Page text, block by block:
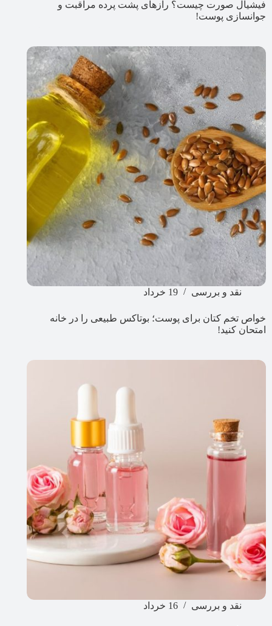
فیشیال صورت چیست؟ رازهای پشت پرده مراقبت و
جوانسازی پوست!
نقد و بررسی 19 خرداد
خواص تخم کتان برای پوست؛ بوتاکس طبیعی را در خانه
امتحان کنید!
نقد و بررسی 16 خرداد